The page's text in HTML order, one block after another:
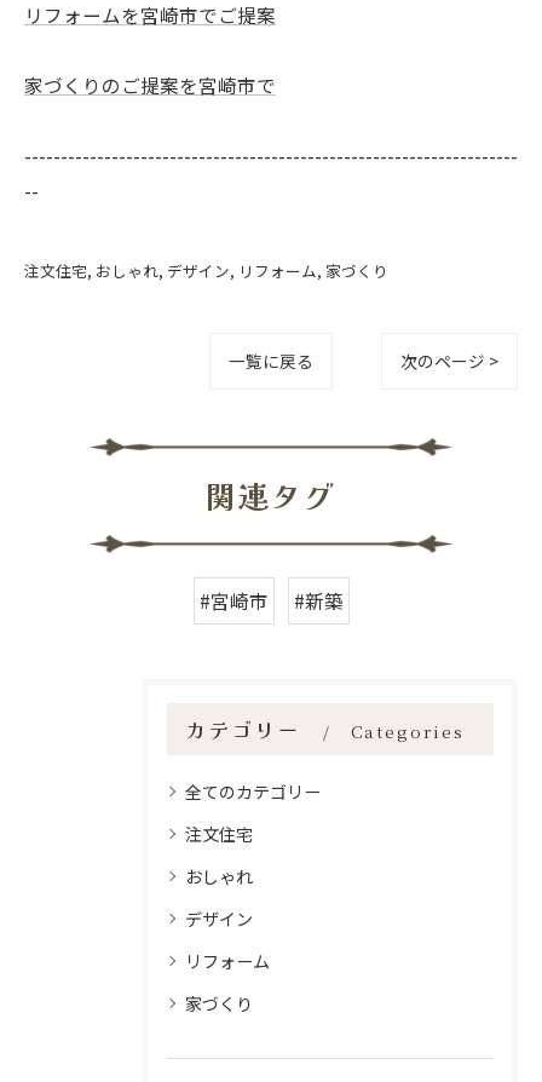
リフォームを宮崎市でご提案
家づくりのご提案を宮崎市で
--------------------------------------------------------------------
--
注文住宅 おしゃれ デザイン リフォーム 家づくり
一覧に戻る 次のページ >
関連タグ
#宮崎市 #新築
カテゴリー Categories
全てのカテゴリー
注文住宅
おしゃれ
デザイン
リフォーム
家づくり